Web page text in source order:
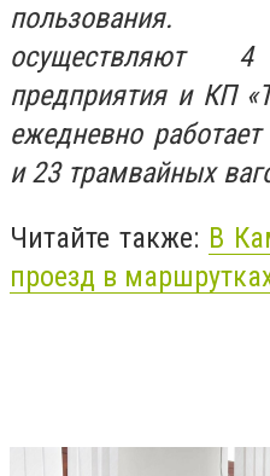
пользования.
осуществляют 4
предприятия и КП
ежедневно
и 23 трамвайных
Читайте также: В
проезд в